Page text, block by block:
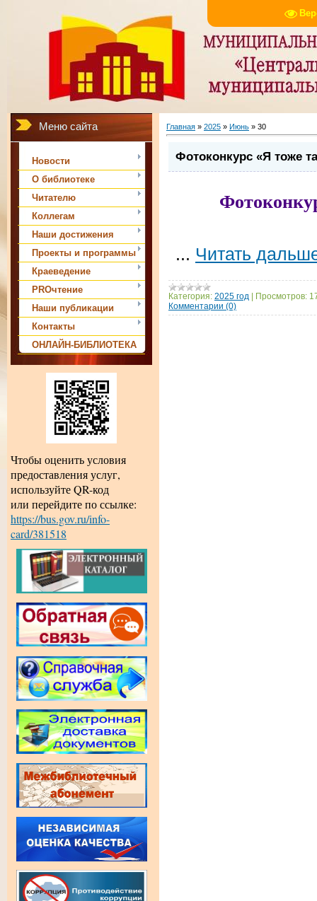
Меню сайта
Новости
О библиотеке
Читателю
Коллегам
Наши достижения
Проекты и программы
Краеведение
PROчтение
Наши публикации
Контакты
ОНЛАЙН-БИБЛИОТЕКА
Чтобы оценить условия
предоставления услуг,
используйте QR-код
или перейдите по ссылке:
https://bus.gov.ru/info-
card/381518
Главная » 2025 » Июнь » 30
Фотоконкурс «Я тоже
... Читать
Категория: 2025 год Просмотров:
Комментарии (0)